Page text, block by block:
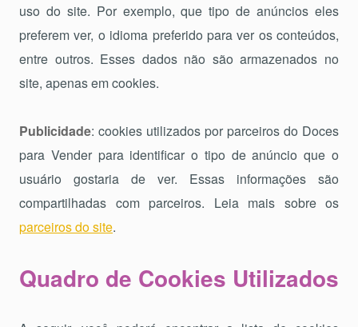
uso do site. Por exemplo, que tipo de anúncios eles
preferem ver, o idioma preferido para ver os conteúdos,
entre outros. Esses dados não são armazenados no
site, apenas em cookies.
Publicidade: cookies utilizados por parceiros do Doces
para Vender para identificar o tipo de anúncio que o
usuário gostaria de ver. Essas informações são
compartilhadas com parceiros. Leia mais sobre os
parceiros do site.
Quadro de Cookies Utilizados